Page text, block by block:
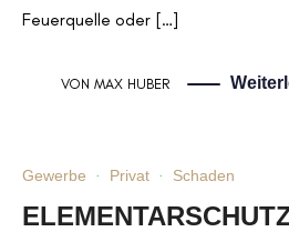
Feuerquelle oder […]
VON MAX HUBER
Gewerbe · Privat · Schaden